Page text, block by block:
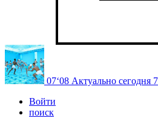
07‘08 Актуально сегодня
Войти
поиск